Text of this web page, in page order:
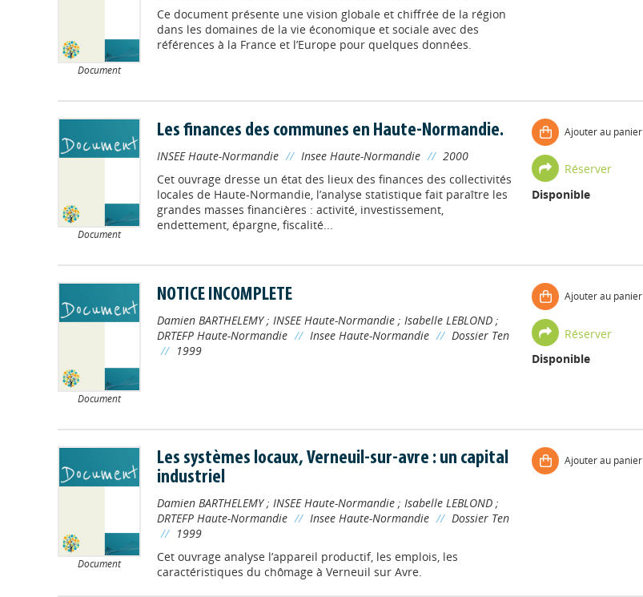
Document
Ce document présente une vision globale et chiffrée de la région
dans les domaines de la vie économique et sociale avec des
références à la France et l’Europe pour quelques données.
Document
Les finances des communes en Haute-Normandie.
INSEE Haute-Normandie // Insee Haute-Normandie // 2000
Cet ouvrage dresse un état des lieux des finances des collectivités
locales de Haute-Normandie, l’analyse statistique fait paraître les
grandes masses financières : activité, investissement,
endettement, épargne, fiscalité...
Ajouter au panier
Réserver
Disponible
Document
NOTICE INCOMPLETE
Damien BARTHELEMY; INSEE Haute-Normandie; Isabelle LEBLOND;
DRTEFP Haute-Normandie // Insee Haute-Normandie // Dossier Ten
// 1999
Ajouter au panier
Réserver
Disponible
Document
Les systèmes locaux, Verneuil-sur-avre : un capital
industriel
Damien BARTHELEMY; INSEE Haute-Normandie; Isabelle LEBLOND;
DRTEFP Haute-Normandie // Insee Haute-Normandie // Dossier Ten
// 1999
Cet ouvrage analyse l’appareil productif, les emplois, les
caractéristiques du chômage à Verneuil sur Avre.
Ajouter au panier